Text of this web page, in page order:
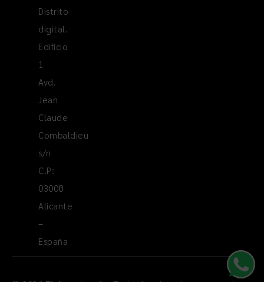
Distrito
digital.
Edificio
1
Avd.
Jean
Claude
Combaldieu
s/n
C.P:
03008
Alicante
–
España